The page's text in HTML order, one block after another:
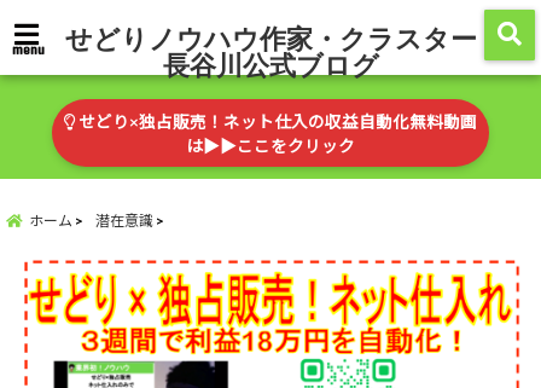
menu せどりノウハウ作家・クラスター
長谷川公式ブログ
せどり×独占販売！ネット仕入の収益自動化無料動画
は▶︎▶︎ここをクリック
ホーム 潜在意識